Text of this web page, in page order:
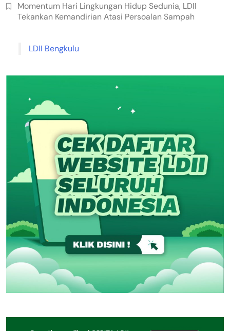
Momentum Hari Lingkungan Hidup Sedunia, LDII
Tekankan Kemandirian Atasi Persoalan Sampah
LDII Bengkulu